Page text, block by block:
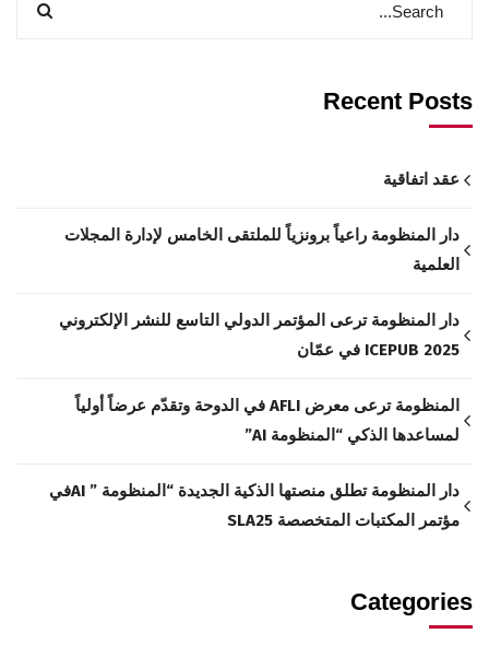
Recent Posts
عقد اتفاقية
دار المنظومة راعياً برونزياً للملتقى الخامس لإدارة المجلات
العلمية
دار المنظومة ترعى المؤتمر الدولي التاسع للنشر الإلكتروني
ICEPUB 2025 في عمّان
المنظومة ترعى معرض AFLI في الدوحة وتقدّم عرضاً أولياً
لمساعدها الذكي “المنظومة AI”
دار المنظومة تطلق منصتها الذكية الجديدة “المنظومة ” AIفي
مؤتمر المكتبات المتخصصة SLA25
Categories